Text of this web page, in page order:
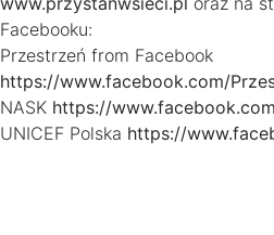
Facebooku:
Przestrzeń from Facebook
https://www.facebook.com/
NASK https://
UNICEF Polska https://